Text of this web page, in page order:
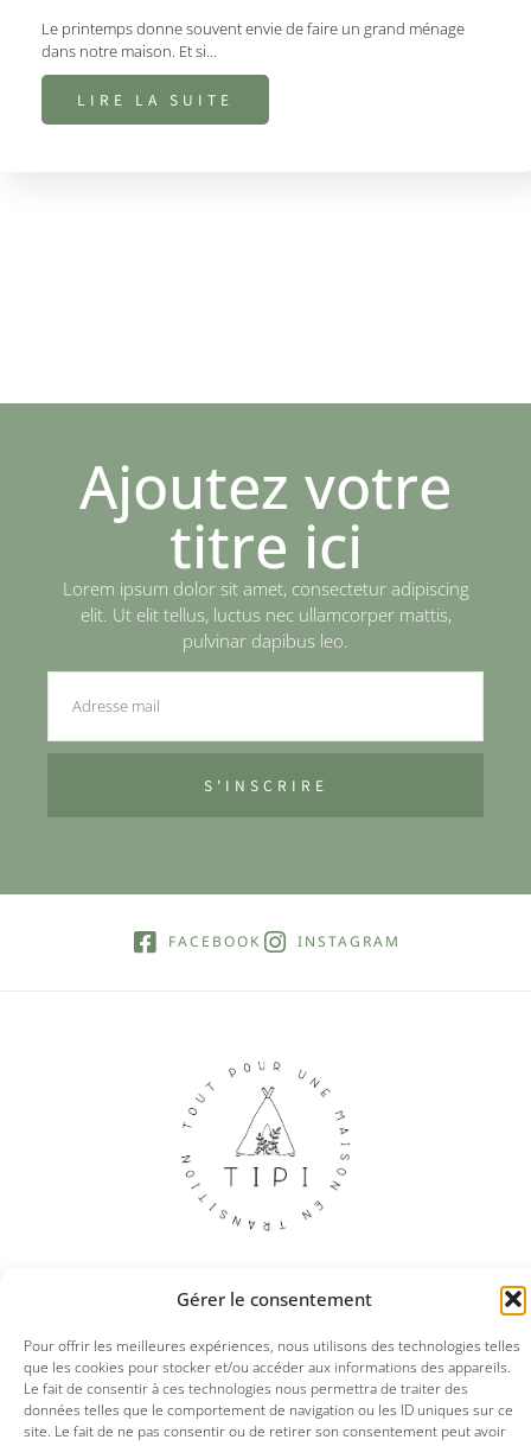
Gérer le consentement
Pour offrir les meilleures expériences, nous utilisons des technologies telles
que les cookies pour stocker et/ou accéder aux informations des appareils.
Le fait de consentir à ces technologies nous permettra de traiter des
données telles que le comportement de navigation ou les ID uniques sur ce
site. Le fait de ne pas consentir ou de retirer son consentement peut avoir
Le printemps donne souvent envie de faire un grand ménage
dans notre maison. Et si…
LIRE LA SUITE
Ajoutez votre
titre ici
Lorem ipsum dolor sit amet, consectetur adipiscing
elit. Ut elit tellus, luctus nec ullamcorper mattis,
pulvinar dapibus leo.
S'INSCRIRE
FACEBOOK INSTAGRAM
© 2025 Tipi boutique
Mentions légalesCGVPolitique de confidentialités